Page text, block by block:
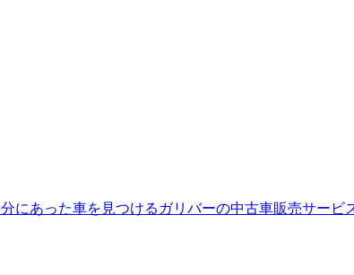
にあった車を見つける ガリバーの中古車販売サービ